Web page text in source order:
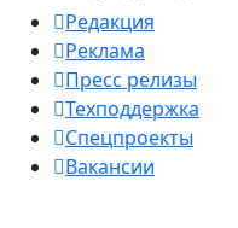
Редакция
Реклама
Пресс релизы
Техподдержка
Спецпроекты
Вакансии